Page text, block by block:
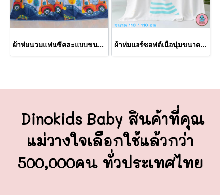
ผ้าห่มนวมแฟนซีคละแบบขนาด 100x140 cm. (ขายส่งเริ่มต้น 12 ผืน) ผ้าห่มแอร์ซอฟต์เนื่อนุ่มขนาด 110*110 cm. (ขายส่งเริ่มต้น 12 ผืน)
Dinokids Baby สินค้าที่คุณ
แม่วางใจเลือกใช้แล้วกว่า
500,000คน ทั่วประเทศไทย